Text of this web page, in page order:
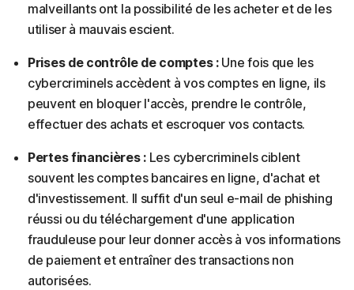
malveillants ont la possibilité de les acheter et de les
utiliser à mauvais escient.
Prises de contrôle de comptes :Une fois que les
cybercriminels accèdent à vos comptes en ligne, ils
peuvent en bloquer l'accès, prendre le contrôle,
effectuer des achats et escroquer vos contacts.
Pertes financières : Les cybercriminels ciblent
souvent les comptes bancaires en ligne, d'achat et
d'investissement. Il suffit d'un seul e-mail de phishing
réussi ou du téléchargement d'une application
frauduleuse pour leur donner accès à vos informations
de paiement et entraîner des transactions non
autorisées.